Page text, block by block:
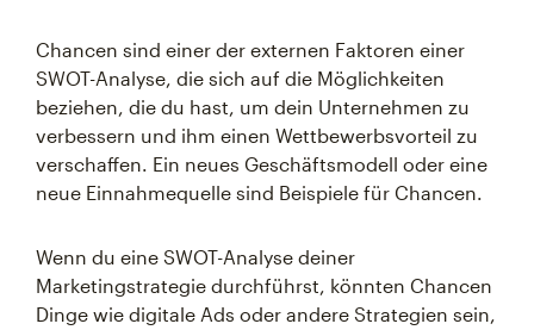
Chancen sind einer der externen Faktoren einer
SWOT-Analyse, die sich auf die Möglichkeiten
beziehen, die du hast, um dein Unternehmen zu
verbessern und ihm einen Wettbewerbsvorteil zu
verschaffen. Ein neues Geschäftsmodell oder eine
neue Einnahmequelle sind Beispiele für Chancen.
Wenn du eine SWOT-Analyse deiner
Marketingstrategie durchführst, könnten Chancen
Dinge wie digitale Ads oder andere Strategien sein,